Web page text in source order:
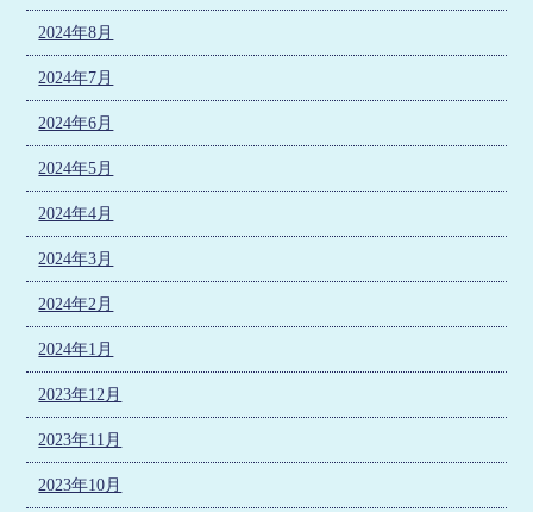
2024年8月
2024年7月
2024年6月
2024年5月
2024年4月
2024年3月
2024年2月
2024年1月
2023年12月
2023年11月
2023年10月